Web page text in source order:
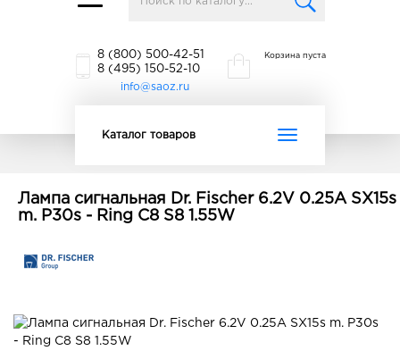
navigation
8 (800) 500-42-51
8 (495) 150-52-10
info@saoz.ru
Корзина пуста
Toggle
Каталог товаров
Лампа сигнальная Dr. Fischer 6.2V 0.25A SX15s
m. P30s - Ring C8 S8 1.55W